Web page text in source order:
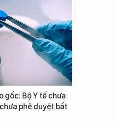
gốc: Bộ Y tế chưa
phê duyệt bất